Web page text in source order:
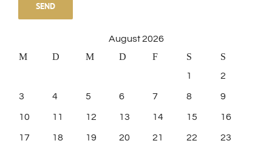
August 2026
M D M D F S S
1 2
3 4 5 6 7 8 9
10 11 12 13 14 15 16
17 18 19 20 21 22 23